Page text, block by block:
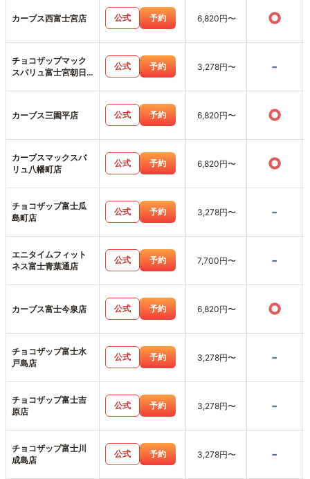
カーブス西富士宮店 公式 予約 6,820円〜 ○
チョコザップマック
スバリュ富士宮朝日
公式 予約 3,278円〜 -
カーブス三園平店 公式 予約 6,820円〜 ○
カーブスマックスバ
リュ八幡町店
公式 予約 6,820円〜 ○
チョコザップ富士瓜
島町店
公式 予約 3,278円〜 -
エニタイムフィット
ネス富士青葉通店
公式 予約 7,700円〜 -
カーブス富士今泉店 公式 予約 6,820円〜 ○
チョコザップ富士水
戸島店
公式 予約 3,278円〜 -
チョコザップ富士吉
原店
公式 予約 3,278円〜 -
チョコザップ富士川
成島店
公式 予約 3,278円〜 -